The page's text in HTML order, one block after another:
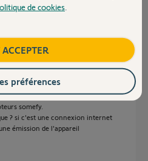
homelink "qui permet d'activer
sur Bordeaux nous ouvrons ainsi
somefy.
? si c'est une connexion internet
émission de l'appareil
de cookies
préférences